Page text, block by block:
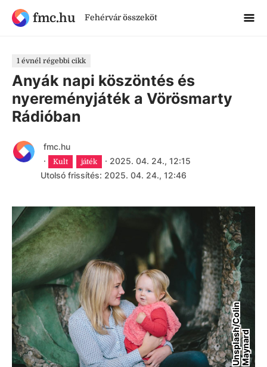
fmc.hu Fehérvár összeköt
1 évnél régebbi cikk
Anyák napi köszöntés és
nyereményjáték a Vörösmarty
Rádióban
fmc.hu
·
Kult játék · 2025. 04. 24., 12:15
Utolsó frissítés: 2025. 04. 24., 12:46
U
n
s
p
l
a
s
h
/
C
o
l
i
n
M
a
y
n
a
rd